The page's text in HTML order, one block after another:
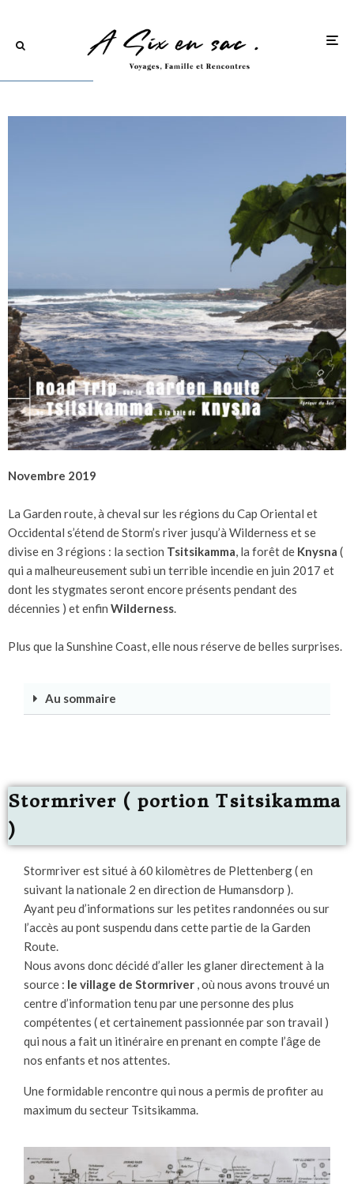
Novembre 2019
La Garden route, à cheval sur les régions du Cap Oriental et
Occidental s’étend de Storm’s river jusqu’à Wilderness et se
divise en 3 régions : la section Tsitsikamma , la forêt de Knysna (
qui a malheureusement subi un terrible incendie en juin 2017 et
dont les stygmates seront encore présents pendant des
décennies ) et enfin Wilderness
Plus que la Sunshine Coast, elle nous réserve de belles surprises.
Au sommaire
Stormriver ( portion Tsitsikamma
)
Stormriver est situé à 60 kilomètres de Plettenberg ( en
suivant la nationale 2 en direction de Humansdorp ).
Ayant peu d’informations sur les petites randonnées ou sur
l’accès au pont suspendu dans cette partie de la Garden
Route.
Nous avons donc décidé d’aller les glaner directement à la
source : le village de Stormriver , où nous avons trouvé un
centre d’information tenu par une personne des plus
compétentes ( et certainement passionnée par son travail )
qui nous a fait un itinéraire en prenant en compte l’âge de
nos enfants et nos attentes.
Une formidable rencontre qui nous a permis de profiter au
maximum du secteur Tsitsikamma.